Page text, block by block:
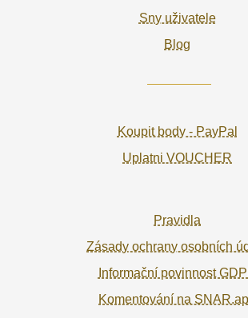
Sny uživatele
Blog
Koupit body - PayPal
Uplatni VOUCHER
Pravidla
Zásady ochrany osobních
Informační povinnost
Komentování na